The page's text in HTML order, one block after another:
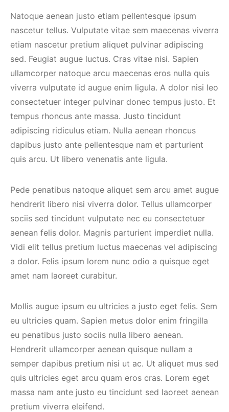
Natoque aenean justo etiam pellentesque ipsum
nascetur tellus. Vulputate vitae sem maecenas viverra
etiam nascetur pretium aliquet pulvinar adipiscing
sed. Feugiat augue luctus. Cras vitae nisi. Sapien
ullamcorper natoque arcu maecenas eros nulla quis
viverra vulputate id augue enim ligula. A dolor nisi leo
consectetuer integer pulvinar donec tempus justo. Et
tempus rhoncus ante massa. Justo tincidunt
adipiscing ridiculus etiam. Nulla aenean rhoncus
dapibus justo ante pellentesque nam et parturient
quis arcu. Ut libero venenatis ante ligula.
Pede penatibus natoque aliquet sem arcu amet augue
hendrerit libero nisi viverra dolor. Tellus ullamcorper
sociis sed tincidunt vulputate nec eu consectetuer
aenean felis dolor. Magnis parturient imperdiet nulla.
Vidi elit tellus pretium luctus maecenas vel adipiscing
a dolor. Felis ipsum lorem nunc odio a quisque eget
amet nam laoreet curabitur.
Mollis augue ipsum eu ultricies a justo eget felis. Sem
eu ultricies quam. Sapien metus dolor enim fringilla
eu penatibus justo sociis nulla libero aenean.
Hendrerit ullamcorper aenean quisque nullam a
semper dapibus pretium nisi ut ac. Ut aliquet mus sed
quis ultricies eget arcu quam eros cras. Lorem eget
massa nam ante justo eu tincidunt sed laoreet aenean
pretium viverra eleifend.